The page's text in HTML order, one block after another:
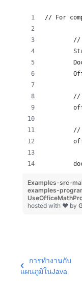
// For
Examples-src-
examples-
hosted with ❤ by
การทำงานกับ
แผนภูมิในJava